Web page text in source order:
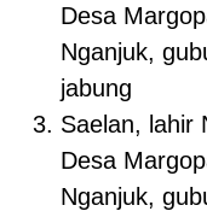
Desa
Nganjuk,
jabung
Saelan, lahir
Desa
Nganjuk,